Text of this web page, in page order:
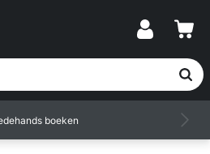
boeken